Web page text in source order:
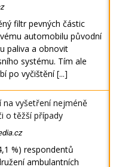
filtr pevných částic
automobilu původní
paliva a obnovit
systému. Tím ale
po vyčištění[...]
vyšetření nejméně
o těžší případy
%) respondentů
ambulantních